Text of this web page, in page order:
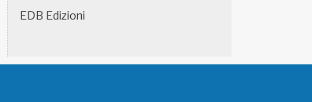
EDB Edizioni